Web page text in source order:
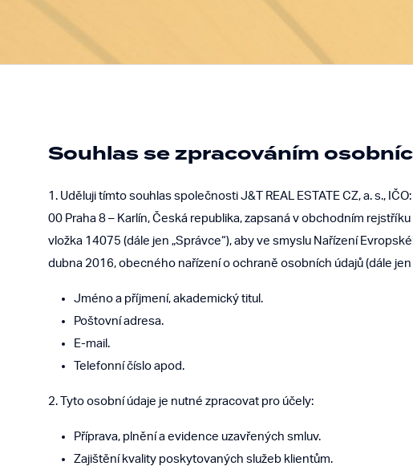
Souhlas se zpracováním
1. Uděluji tímto souhlas společnosti J&T REAL ESTATE CZ, a. s.,
00 Praha 8 – Karlín, Česká republika, zapsaná v obchodním
vložka 14075 (dále jen „Správce“), aby ve smyslu Nařízení
dubna 2016, obecného nařízení o ochraně osobních údajů (dále jen
Jméno a příjmení, akademický titul.
Poštovní adresa.
E-mail.
Telefonní číslo apod.
2. Tyto osobní údaje je nutné zpracovat pro účely:
Příprava, plnění a evidence uzavřených smluv.
Zajištění kvality poskytovaných služeb klientům.